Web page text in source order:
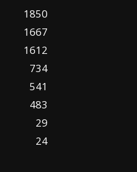
1850
1667
1612
734
541
483
29
24